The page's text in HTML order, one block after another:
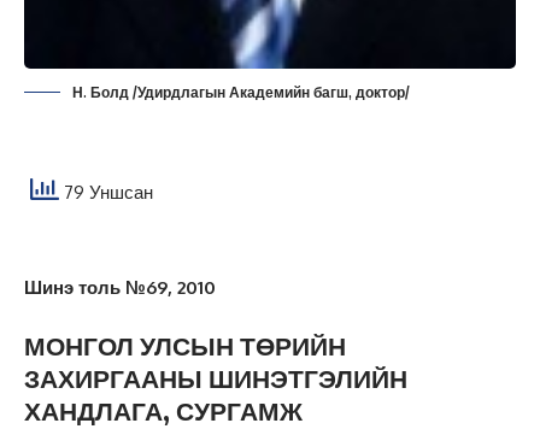
Н. Болд /Удирдлагын Академийн багш, доктор/
79 Уншсан
Шинэ толь №69, 2010
МОНГОЛ УЛСЫН ТӨРИЙН
ЗАХИРГААНЫ ШИНЭТГЭЛИЙН
ХАНДЛАГА, СУРГАМЖ